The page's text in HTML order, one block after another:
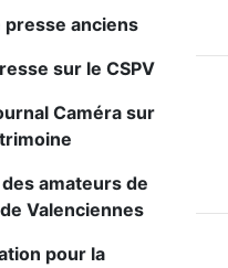
anciens
sur le CSPV
Caméra sur
amateurs de
Valenciennes
pour la